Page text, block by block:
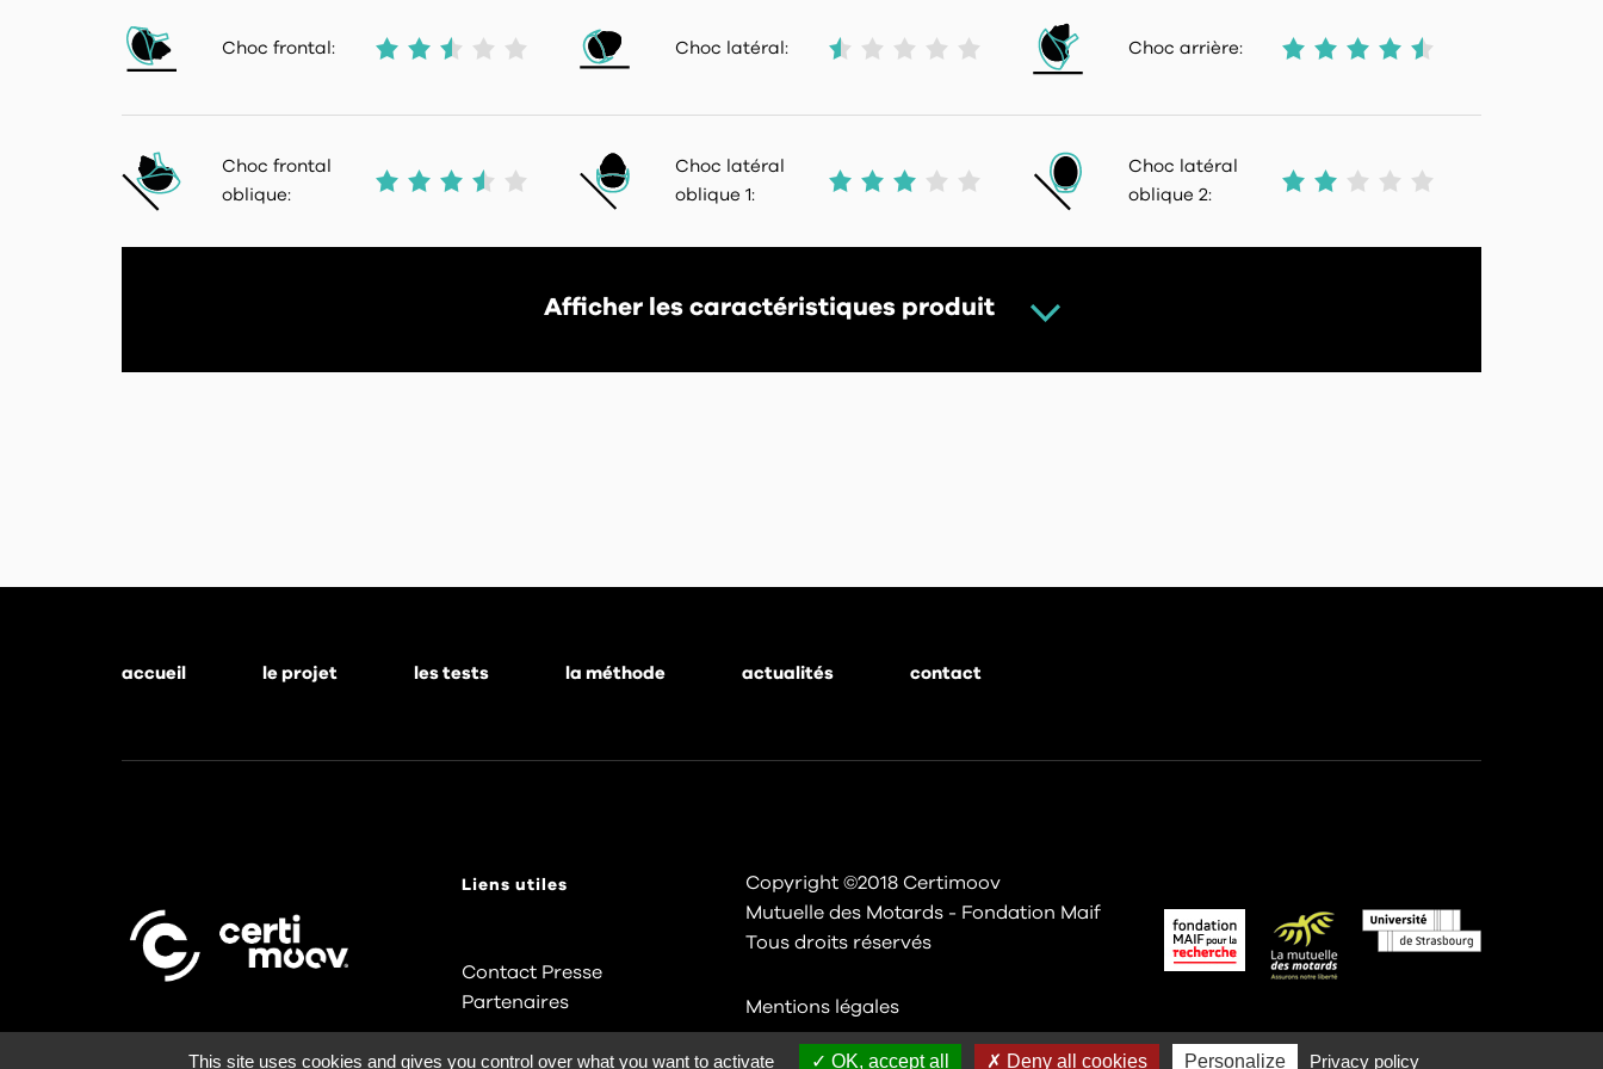
Choc frontal: Choc latéral: Choc arrière:
Choc frontal
oblique:
Choc latéral
oblique 1:
Choc latéral
oblique 2:
Afficher les caractéristiques produit
accueil le projet les tests la méthode actualités contact
Liens utiles
Contact Presse
Partenaires
Copyright ©2018 Certimoov
Mutuelle des Motards - Fondation Maif
Tous droits réservés
Mentions légales
This site uses cookies and gives you control over what you want to activate OK, accept all Deny all cookies Personalize Privacy policy